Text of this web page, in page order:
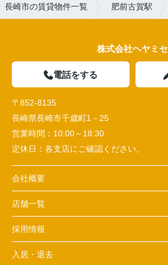
長崎市の賃貸物件一覧 肥前古賀駅
株式会社ヘヤミセ
電話をする
〒852-8135
長崎県長崎市千歳町1－25
営業時間： 10:00～18:30
定休日： 各支店にご確認ください。
会社概要
店舗一覧
採用情報
入居・退去